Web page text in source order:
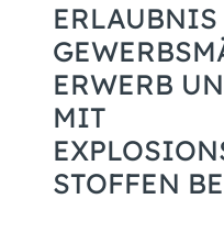
RWERB
IT E
TOFFEN